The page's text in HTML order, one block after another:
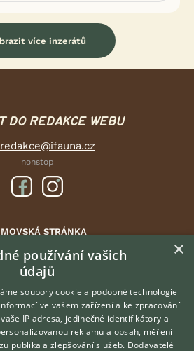
více inzerátů
DO REDAKCE WEBU
redakce@ifauna.cz
nonstop
STRÁNKA
INZERCE
DISKUSE
ČLÁNKY
ATLAS
O nás
×
používání vašich
údajů
soubory cookie a podobné technologie
ve vašem zařízení a ke zpracování
IP adresa, jedinečné identifikátory a
reklamu a obsah, měření
publika a zlepšování služeb. Dodavatelé